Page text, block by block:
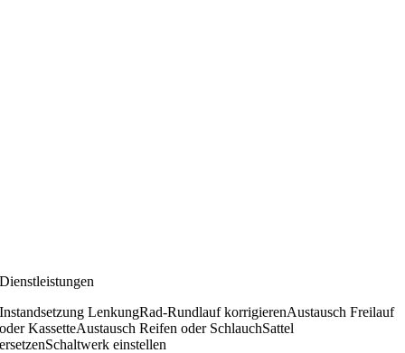
Dienstleistungen
Instandsetzung LenkungRad-Rundlauf korrigierenAustausch Freilauf
oder KassetteAustausch Reifen oder SchlauchSattel
ersetzenSchaltwerk einstellen